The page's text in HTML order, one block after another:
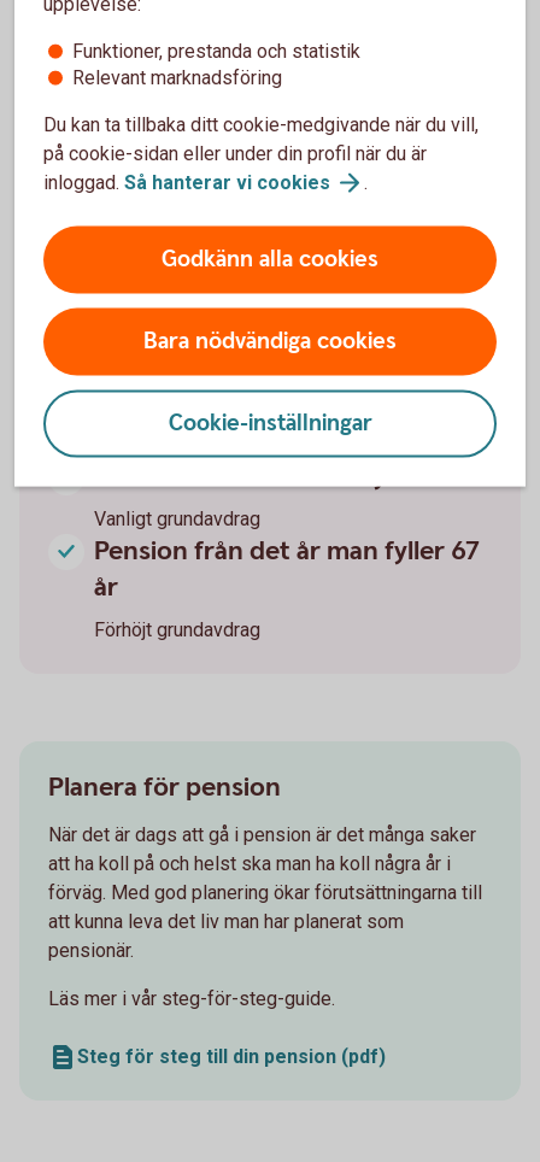
pensionsålder, säger Madelén Falkenhäll,
Swedbanks hållbarhetsekonom.
Olika typer av skatteavdrag på
pension och lön
Lön till det år man fyller 66 år
Lön från det år man fyller 67 år
Vanligt grundavdrag
Pension från det år man fyller 67
år
Förhöjt grundavdrag
Planera för pension
När det är dags att gå i pension är det många saker
att ha koll på och helst ska man ha koll några år i
förväg. Med god planering ökar förutsättningarna till
att kunna leva det liv man har planerat som
pensionär.
Läs mer i vår steg-för-steg-guide.
Steg för steg till din pension (pdf)
Funktioner, prestanda och statistik
Relevant marknadsföring
Du kan ta tillbaka ditt cookie-medgivande när du vill,
på cookie-sidan eller under din profil när du är
inloggad. Så hanterar vi cookies .
Godkänn alla cookies
Bara nödvändiga cookies
Cookie-inställningar